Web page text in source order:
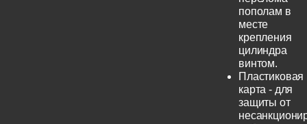
пополам в
месте
крепления
цилиндра
винтом.
Пластиковая
карта - для
защиты от